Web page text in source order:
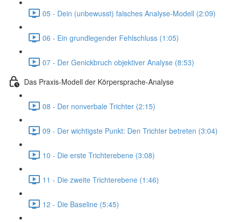
05 - Dein (unbewusst) falsches Analyse-Modell (2:09)
06 - Ein grundlegender Fehlschluss (1:05)
07 - Der Genickbruch objektiver Analyse (8:53)
Das Praxis-Modell der Körpersprache-Analyse
08 - Der nonverbale Trichter (2:15)
09 - Der wichtigste Punkt: Den Trichter betreten (3:04)
10 - Die erste Trichterebene (3:08)
11 - Die zweite Trichterebene (1:46)
12 - Die Baseline (5:45)